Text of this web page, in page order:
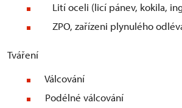
Lití oceli (licí pánev, kokila,
ZPO, zařízeni plynulého
Tváření
Válcování
Podélné válcování